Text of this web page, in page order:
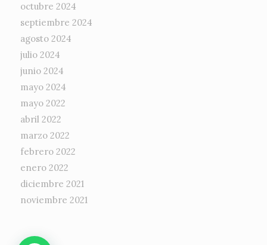
octubre 2024
septiembre 2024
agosto 2024
julio 2024
junio 2024
mayo 2024
mayo 2022
abril 2022
marzo 2022
febrero 2022
enero 2022
diciembre 2021
noviembre 2021